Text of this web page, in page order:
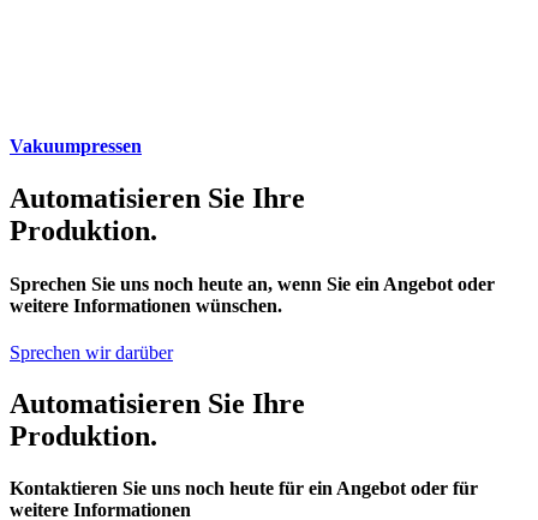
Vakuumpressen
Automatisieren Sie Ihre
Produktion.
Sprechen Sie uns noch heute an, wenn Sie ein Angebot oder
weitere Informationen wünschen.
Sprechen wir darüber
Automatisieren Sie Ihre
Produktion.
Kontaktieren Sie uns noch heute für ein Angebot oder für
weitere Informationen